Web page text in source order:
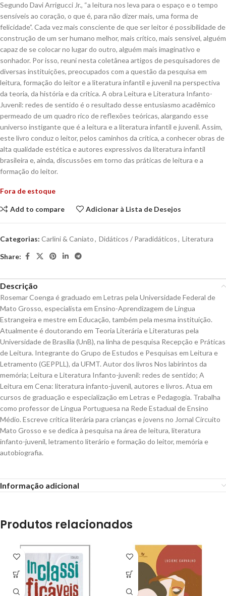
Segundo Davi Arrigucci Jr., “a leitura nos leva para o espaço e o tempo
sensíveis ao coração, o que é, para não dizer mais, uma forma de
felicidade”. Cada vez mais consciente de que ser leitor é possibilidade de
construção de um ser humano melhor, mais crítico, mais sensível, alguém
capaz de se colocar no lugar do outro, alguém mais imaginativo e
sonhador. Por isso, reuni nesta coletânea artigos de pesquisadores de
diversas instituições, preocupados com a questão da pesquisa em
leitura, formação do leitor e a literatura infantil e juvenil na perspectiva
da teoria, da história e da crítica. A obra Leitura e Literatura Infanto-
Juvenil: redes de sentido é o resultado desse entusiasmo acadêmico
permeado de um quadro rico de reflexões teóricas, alargando esse
universo instigante que é a leitura e a literatura infantil e juvenil. Assim,
este livro conduz o leitor, pelos caminhos da crítica, a conhecer obras de
alta qualidade estética e autores expressivos da literatura infantil
brasileira e, ainda, discussões em torno das práticas de leitura e a
formação do leitor.
Fora de estoque
Add to compare Adicionar à Lista de Desejos
Categorias: Carlini & Caniato, Didáticos / Paradidáticos, Literatura
Share:
Descrição
Rosemar Coenga é graduado em Letras pela Universidade Federal de
Mato Grosso, especialista em Ensino-Aprendizagem de Língua
Estrangeira e mestre em Educação, também pela mesma instituição.
Atualmente é doutorando em Teoria Literária e Literaturas pela
Universidade de Brasília (UnB), na linha de pesquisa Recepção e Práticas
de Leitura. Integrante do Grupo de Estudos e Pesquisas em Leitura e
Letramento (GEPPLL), da UFMT. Autor dos livros Nos labirintos da
memória; Leitura e Literatura Infanto-juvenil: redes de sentido; A
Leitura em Cena: literatura infanto-juvenil, autores e livros. Atua em
cursos de graduação e especialização em Letras e Pedagogia. Trabalha
como professor de Língua Portuguesa na Rede Estadual de Ensino
Médio. Escreve crítica literária para crianças e jovens no Jornal Circuito
Mato Grosso e se dedica à pesquisa na área de leitura, literatura
infanto-juvenil, letramento literário e formação do leitor, memória e
autobiografia.
Informação adicional
Produtos relacionados